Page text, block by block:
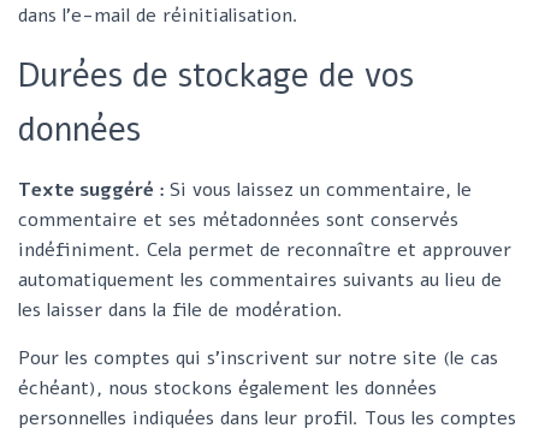
dans l’e-mail de réinitialisation.
Durées de stockage de vos
données
Texte suggéré : Si vous laissez un commentaire, le
commentaire et ses métadonnées sont conservés
indéfiniment. Cela permet de reconnaître et approuver
automatiquement les commentaires suivants au lieu de
les laisser dans la file de modération.
Pour les comptes qui s’inscrivent sur notre site (le cas
échéant), nous stockons également les données
personnelles indiquées dans leur profil. Tous les comptes